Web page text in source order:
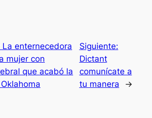
La enternecedora
mujer con
que acabó la
Siguiente:
Dictant
comunícate a
tu manera
→